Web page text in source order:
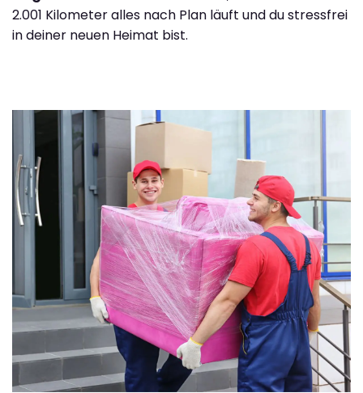
2.001 Kilometer alles nach Plan läuft und du stressfrei
in deiner neuen Heimat bist.